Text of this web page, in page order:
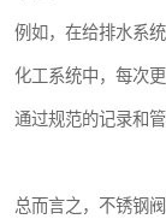
例如，在给排水系
化工系统中，每次
通过规范的记录和
总而言之，不锈钢